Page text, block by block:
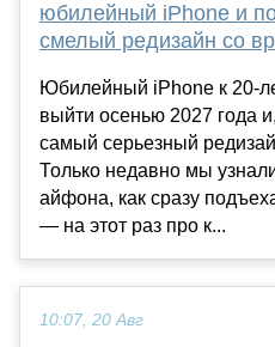
юбилейный iPhone и
смелый редизайн со
Юбилейный iPhone к 20-
выйти осенью 2027 года
самый серьезный
Только недавно мы
айфона, как сразу
— на этот раз про к...
10:07, 20 Авг